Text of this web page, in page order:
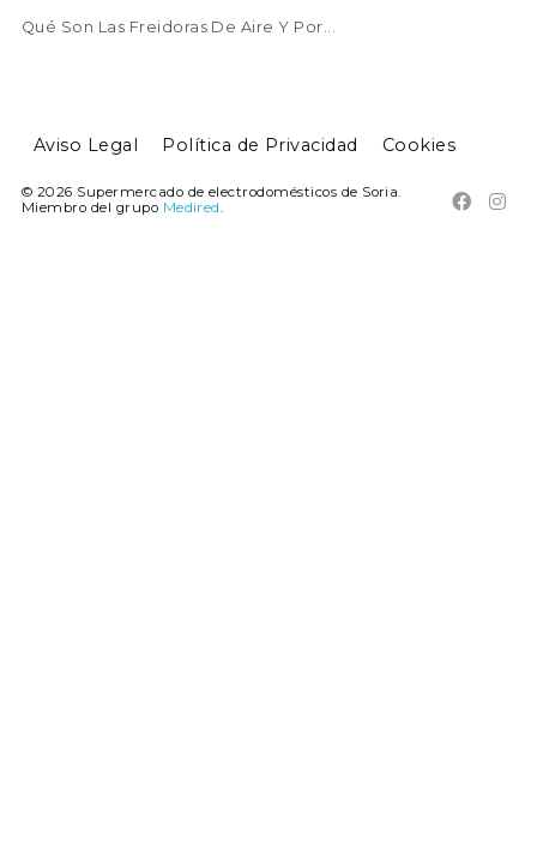
Qué Son Las Freidoras De Aire Y Por...
Aviso Legal Política de Privacidad Cookies
 
© 2026 Supermercado de electrodomésticos de Soria.
Miembro del grupo Medired